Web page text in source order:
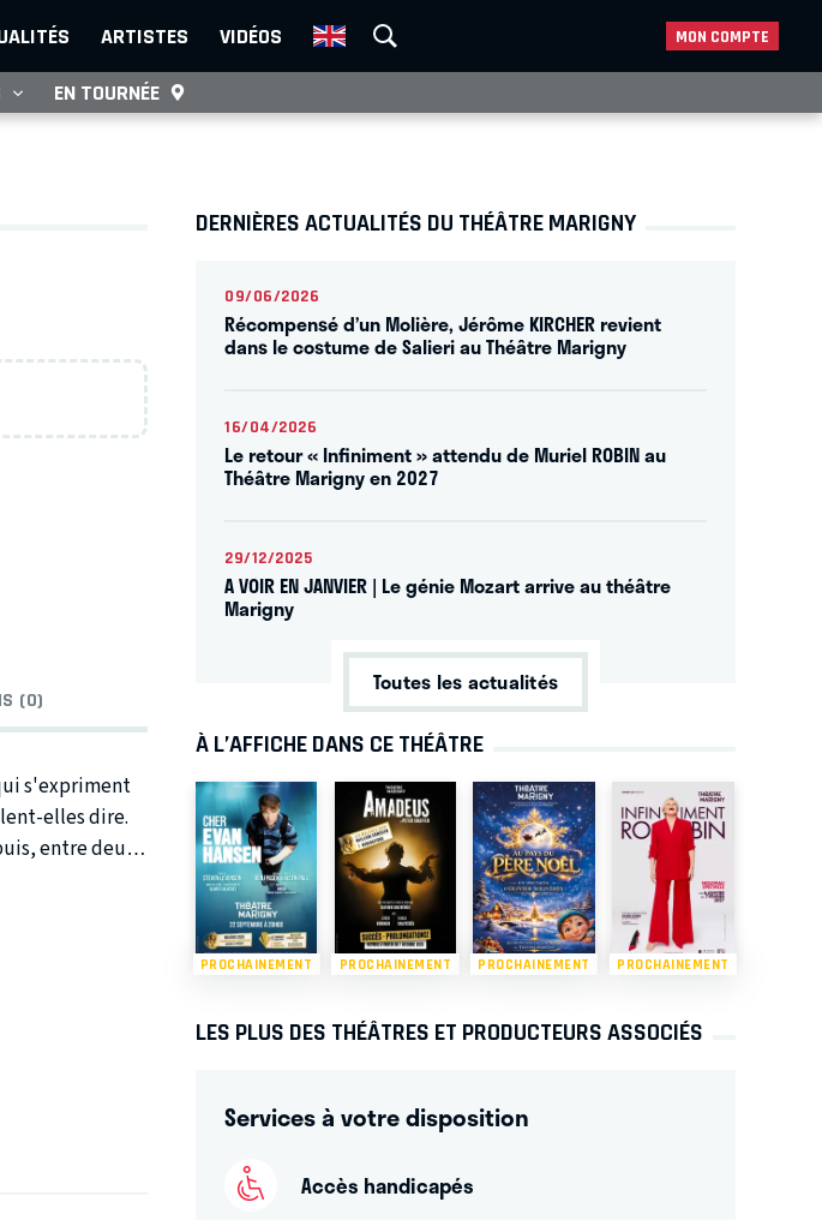
ARTISTES VIDÉOS MON COMPTE
EN TOURNÉE
(0)
s'expriment
elles dire.
entre deux
! Mais quand
cette fois
Pas très
anglais
Avec une
les années
qu'à
DERNIÈRES ACTUALITÉS DU THÉÂTRE MARIGNY
09/06/2026
Récompensé d’un Molière, Jérôme KIRCHER revient
dans le costume de Salieri au Théâtre Marigny
16/04/2026
Le retour « Infiniment » attendu de Muriel ROBIN au
Théâtre Marigny en 2027
29/12/2025
A VOIR EN JANVIER | Le génie Mozart arrive au théâtre
Marigny
Toutes les actualités
À L’AFFICHE DANS CE THÉÂTRE
PROCHAINEMENT PROCHAINEMENT PROCHAINEMENT PROCHAINEMENT
LES PLUS DES THÉÂTRES ET PRODUCTEURS ASSOCIÉS
Services à votre disposition
Accès handicapés